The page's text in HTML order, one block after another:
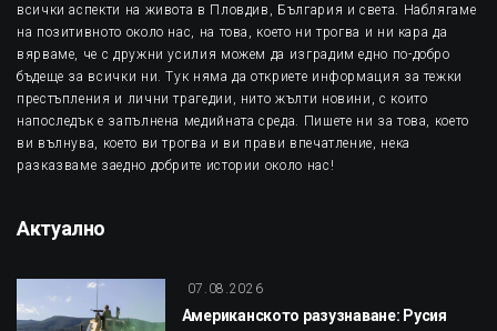
всички аспекти на живота в Пловдив, България и света. Наблягаме
на позитивното около нас, на това, което ни трогва и ни кара да
вярваме, че с дружни усилия можем да изградим едно по-добро
бъдеще за всички ни. Тук няма да откриете информация за тежки
престъпления и лични трагедии, нито жълти новини, с които
напоследък е запълнена медийната среда. Пишете ни за това, което
ви вълнува, което ви трогва и ви прави впечатление, нека
разказваме заедно добрите истории около нас!
Актуално
07.08.2026
Американското разузнаване: Русия